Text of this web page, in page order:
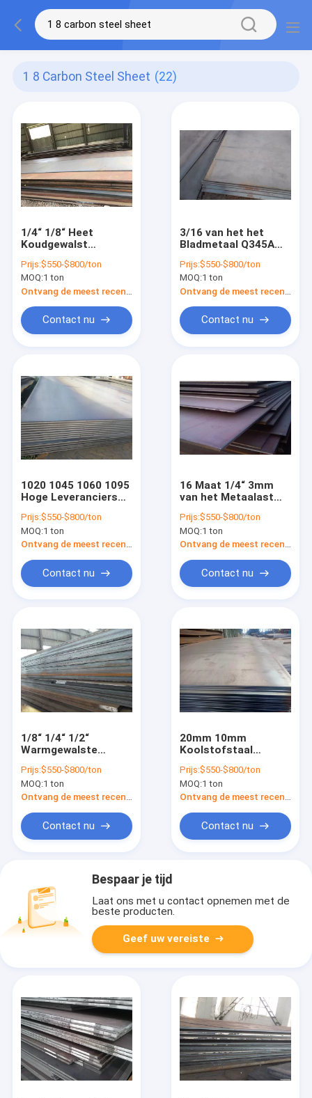
1 8 Carbon Steel Sheet (22)
1/4“ 1/8“ Heet
Koudgewalst
2mm Astm A36
Ss400 Q235 S355jr
Prijs:$550-$800/ton
MOQ:1 ton
Contact nu
3/16 van het het
Bladmetaal Q345A
Duim de
Warmgewalste
Koolstofstaal Lage
Legering Met hoge
weerstand
Prijs:$550-$800/ton
MOQ:1 ton
Contact nu
1020 1045 1060 1095
Hoge Leveranciers
Koolstofstaalblad
baksel koken
Prijs:$550-$800/ton
MOQ:1 ton
Contact nu
16 Maat 1/4“ 3mm
van het Metaalastm
Koolstofstaalblad
het Vloeistaal Ss400
S235 S355 Q345b
Prijs:$550-$800/ton
MOQ:1 ton
Contact nu
1/8“ 1/4“ 1/2“
Warmgewalste
ASTM A36 Q235
Q345b S235jr
Prijs:$550-$800/ton
MOQ:1 ton
Ontvang de meest recente Prijs
Contact nu
20mm 10mm
Koolstofstaal
A240 304 316
Prijs:$550-$800/ton
MOQ:1 ton
Ontvang de meest recente Prijs
Contact nu
Bespaar je tijd
Laat ons met u contact opnemen met de
beste producten.
Geef uw vereiste